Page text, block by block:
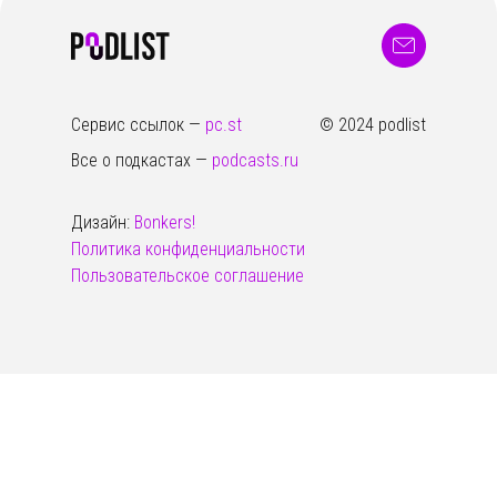
Сервис ссылок — pc.st
Все о подкастах — podcasts.ru
Дизайн: Bonkers!
Политика конфиденциальности
Пользовательское соглашение
© 2024 podlist